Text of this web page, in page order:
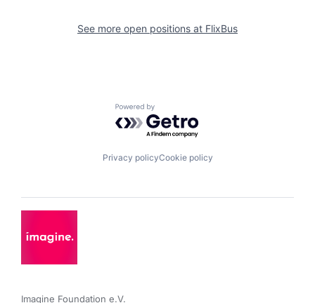
See more open positions at FlixBus
Powered by Getro.com
Privacy policyCookie policy
Imagine Foundation e.V.